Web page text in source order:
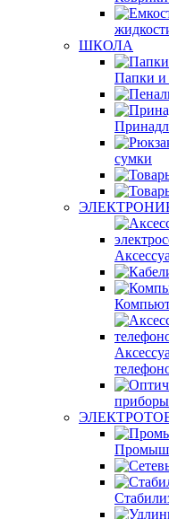
ШКОЛА
Папки и
сумки
приборы